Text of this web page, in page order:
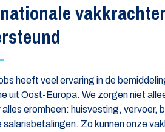
heeft veel ervaring in de
uit Oost-Europa. We zorgen niet
alles eromheen: huisvesting, vervoer,
Zo kunnen onze